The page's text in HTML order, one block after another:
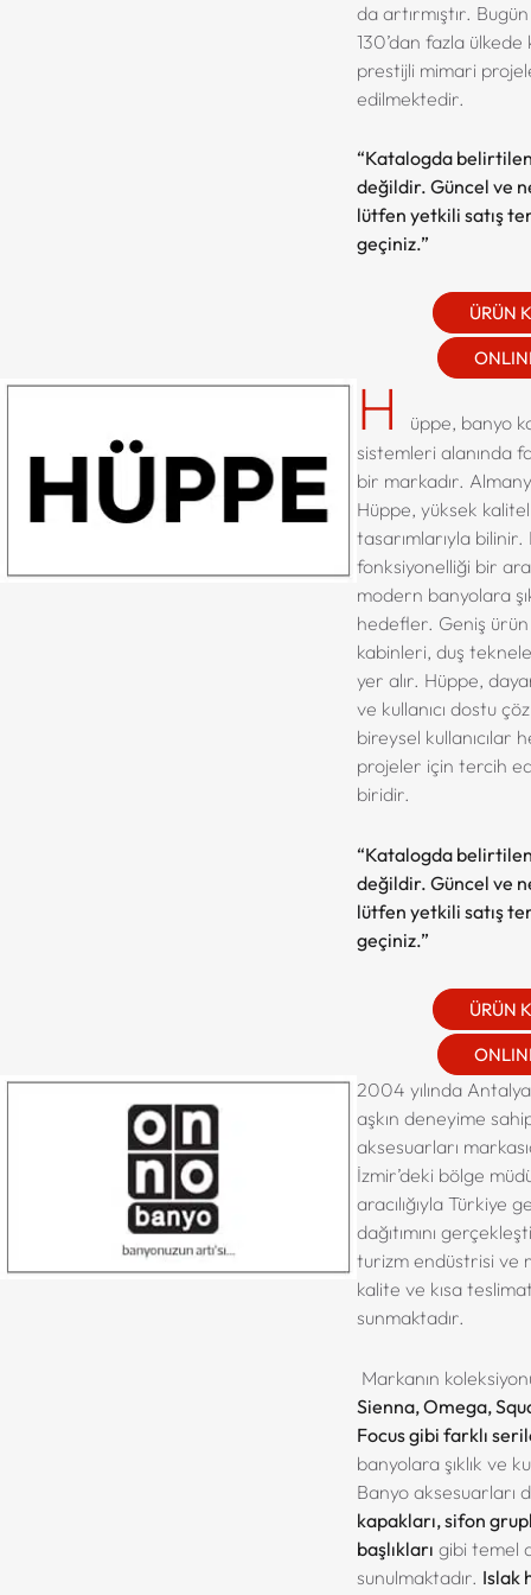
da artırmıştır.
130’dan fazla ülkede
prestijli mimari
edilmektedir.
“Katalogda
değildir. Güncel ve
lütfen yetkili satış
geçiniz.”
ÜRÜN
H
üppe, banyo
sistemleri alanında
bir markadır.
Hüppe, yüksek
tasarımlarıyla
fonksiyonelliği bir
modern banyolara
hedefler. Geniş
kabinleri, duş
yer alır. Hüppe,
ve kullanıcı dostu
bireysel kullanıcılar
projeler için tercih
biridir.
“Katalogda
değildir. Güncel ve
lütfen yetkili satış
geçiniz.”
ÜRÜN
2004 yılında
aşkın deneyime
aksesuarları
İzmir’deki bölge
aracılığıyla Türkiye
dağıtımını
turizm endüstrisi ve
kalite ve kısa
sunmaktadır.
Markanın
Sienna, Omega,
Focus gibi farklı
banyolara şıklık ve
Banyo aksesuarları
kapakları, sifon
başlıkları gibi temel
sunulmaktadır. Islak